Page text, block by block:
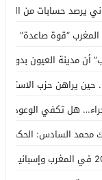
وأرقاما بـ”213+” ضمن حملة رقمية منظمة
المغرب “قوة صاعدة” في
أن مدينة العيون بدون
يراهن حزب
هل تكفي الوعود
محمد السادس: الحكم